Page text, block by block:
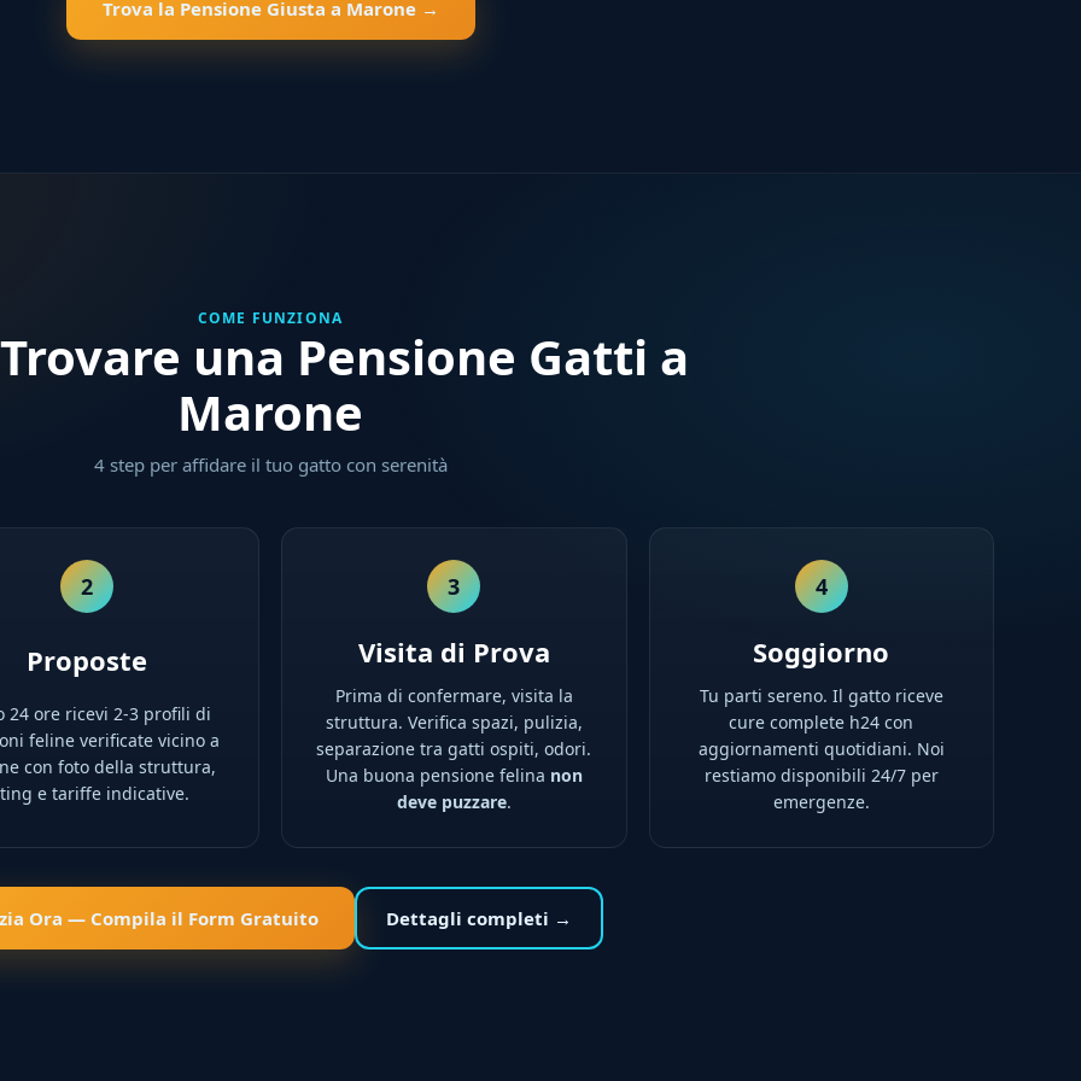
Trova la Pensione Giusta a Marone →
COME FUNZIONA
una Pensione Gatti a
Marone
4 step per affidare il tuo gatto con serenità
2
Proposte
24 ore ricevi 2-3 profili di
feline verificate vicino a
con foto della struttura,
e tariffe indicative.
3
Visita di Prova
Prima di confermare, visita la
struttura. Verifica spazi, pulizia,
separazione tra gatti ospiti, odori.
Una buona pensione felina non
deve puzzare.
4
Soggiorno
Tu parti sereno. Il gatto riceve
cure complete h24 con
aggiornamenti quotidiani. Noi
restiamo disponibili 24/7 per
emergenze.
Ora — Compila il Form Gratuito Dettagli completi →